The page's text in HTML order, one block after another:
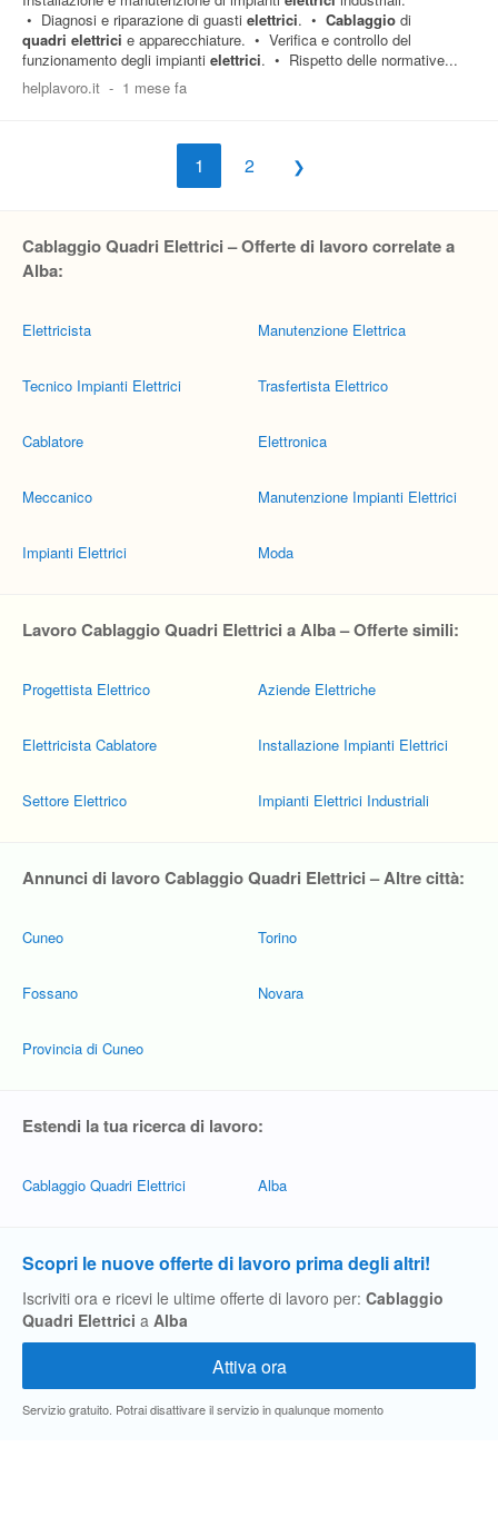
• Diagnosi e riparazione di guasti elettrici. • Cablaggio di
quadri elettrici e apparecchiature. • Verifica e controllo del
funzionamento degli impianti elettrici. • Rispetto delle normative...
helplavoro.it - 1 mese fa
1 2
Cablaggio Quadri Elettrici – Offerte di lavoro correlate a
Alba:
Elettricista
Tecnico Impianti Elettrici
Cablatore
Meccanico
Impianti Elettrici
Manutenzione Elettrica
Trasfertista Elettrico
Elettronica
Manutenzione Impianti Elettrici
Moda
Lavoro Cablaggio Quadri Elettrici a Alba – Offerte simili:
Progettista Elettrico
Elettricista Cablatore
Settore Elettrico
Aziende Elettriche
Installazione Impianti Elettrici
Impianti Elettrici Industriali
Annunci di lavoro Cablaggio Quadri Elettrici – Altre città:
Cuneo
Fossano
Provincia di Cuneo
Torino
Novara
Estendi la tua ricerca di lavoro:
Cablaggio Quadri Elettrici Alba
Scopri le nuove offerte di lavoro prima degli altri!
Iscriviti ora e ricevi le ultime offerte di lavoro per: Cablaggio
Quadri Elettrici a Alba
Servizio gratuito. Potrai disattivare il servizio in qualunque momento